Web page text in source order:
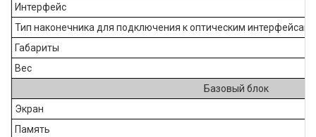
Интерфейс
Тип наконечника для подключения к оптическим интерфейсам
Габариты
Вес
Базовый блок
Экран
Память